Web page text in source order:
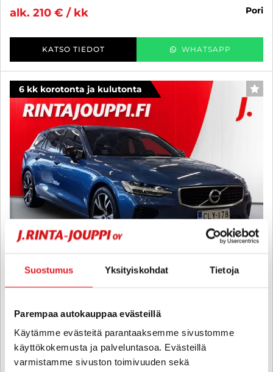
Suostumus Yksityiskohdat Tietoja
Parempaa autokauppaa evästeillä
Käytämme evästeitä parantaaksemme sivustomme
käyttökokemusta ja palveluntasoa. Evästeillä
varmistamme sivuston toimivuuden sekä
alk. 210 € / kk
pori
KATSO TIEDOT WHATSAPP
6 kk korotonta ja kulutonta
Volvo V60
T8 AWD R-Design aut - 6 kk korotonta ja kulutonta maksuaikaa! -
** Bursting Blue / Muistipenkki / Harman-Kardon / Panorama /
Peruutuskamera / Navi / Adapt.vak **
2019 , Automaatti, Plug-in-hybridi, 130 000 km